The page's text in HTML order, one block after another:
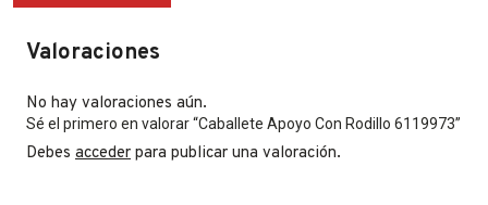
Valoraciones
No hay valoraciones aún.
Sé el primero en valorar “Caballete Apoyo Con Rodillo 6119973”
Debes acceder para publicar una valoración.